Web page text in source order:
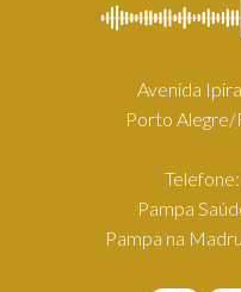
Avenida
Porto Alegre/
Telefone:
Pampa
Pampa na